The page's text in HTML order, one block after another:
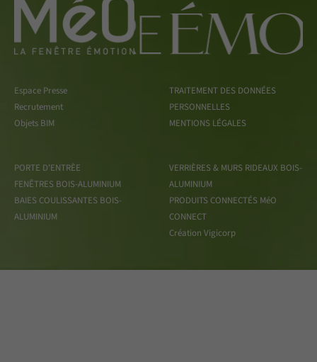
Espace Presse
Recrutement
Objets BIM
TRAITEMENT DES DONNÉES
PERSONNELLES
MENTIONS LÉGALES
PORTE D'ENTRÈE
FENÊTRES BOIS-ALUMINIUM
BAIES COULISSANTES BOIS-
ALUMINIUM
VERRIÈRES & MURS RIDEAUX BOIS-
ALUMINIUM
PRODUITS CONNECTÉS MéO
CONNECT
Création Vigicorp